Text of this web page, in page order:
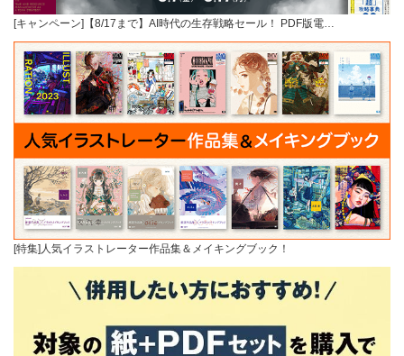
[キャンペーン]【8/17まで】AI時代の生存戦略セール！ PDF版電…
[特集]人気イラストレーター作品集＆メイキングブック！